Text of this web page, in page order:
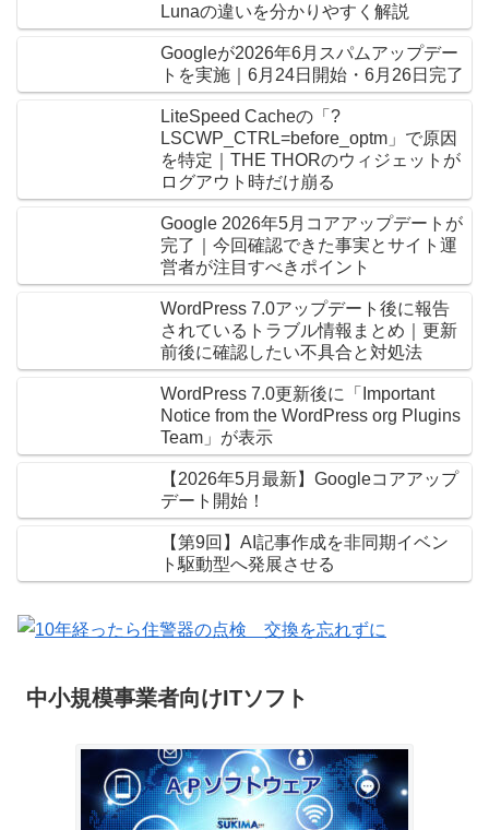
Lunaの違いを分かりやすく解説
Googleが2026年6月スパムアップデー
トを実施｜6月24日開始・6月26日完了
LiteSpeed Cacheの「?
LSCWP_CTRL=before_optm」で原因
を特定｜THE THORのウィジェットが
ログアウト時だけ崩る
Google 2026年5月コアアップデートが
完了｜今回確認できた事実とサイト運
営者が注目すべきポイント
WordPress 7.0アップデート後に報告
されているトラブル情報まとめ｜更新
前後に確認したい不具合と対処法
WordPress 7.0更新後に「Important
Notice from the WordPress org Plugins
Team」が表示
【2026年5月最新】Googleコアアップ
デート開始！
【第9回】AI記事作成を非同期イベン
ト駆動型へ発展させる
中小規模事業者向けITソフト